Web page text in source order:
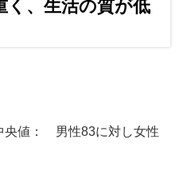
く、生活の質が低
央値： 男性83に対し女性